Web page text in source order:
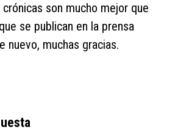
son mucho mejor que
se publican en la prensa
nuevo, muchas gracias.